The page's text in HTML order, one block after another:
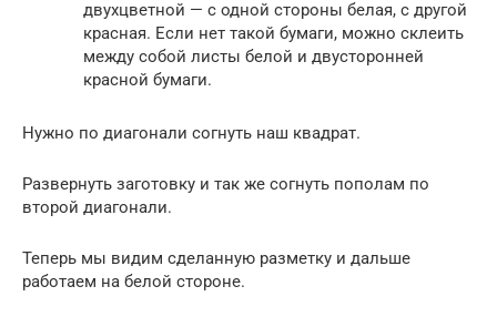
двухцветной — с одной стороны белая, с другой
красная. Если нет такой бумаги, можно склеить
между собой листы белой и двусторонней
красной бумаги.
Нужно по диагонали согнуть наш квадрат.
Развернуть заготовку и так же согнуть пополам по
второй диагонали.
Теперь мы видим сделанную разметку и дальше
работаем на белой стороне.